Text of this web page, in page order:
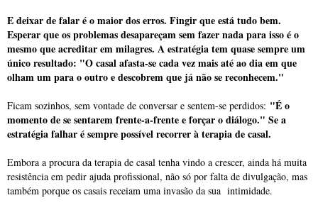
E deixar de falar é o maior dos erros. Fingir que está tudo bem.
Esperar que os problemas desapareçam sem fazer nada para isso é o
mesmo que acreditar em milagres. A estratégia tem quase sempre um
único resultado: "O casal afasta-se cada vez mais até ao dia em que
olham um para o outro e descobrem que já não se reconhecem."
Ficam sozinhos, sem vontade de conversar e sentem-se perdidos: "É o
momento de se sentarem frente-a-frente e forçar o diálogo." Se a
estratégia falhar é sempre possível recorrer à terapia de casal.
Embora a procura da terapia de casal tenha vindo a crescer, ainda há muita
resistência em pedir ajuda profissional, não só por falta de divulgação, mas
também porque os casais receiam uma invasão da sua intimidade.